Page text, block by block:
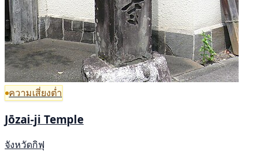
ความเสี่ยงต่ำ
Jōzai-ji Temple
จังหวัดกิฟุ